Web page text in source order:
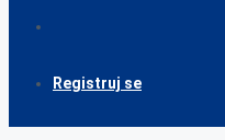
Registruj se